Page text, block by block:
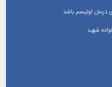
اوتیسم باشد
شهید